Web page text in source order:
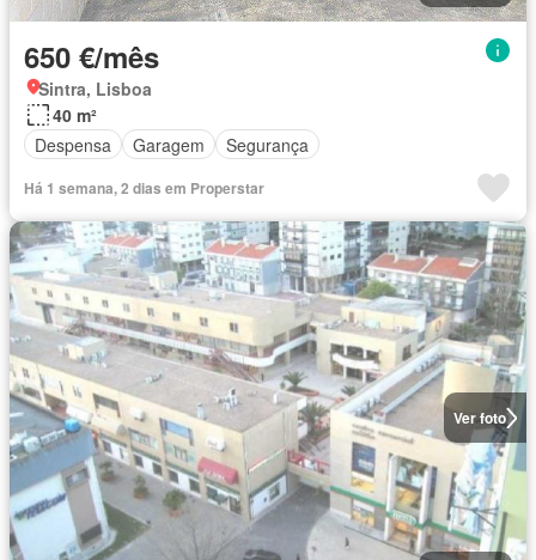
650 €/mês
Sintra, Lisboa
40 m²
Despensa
Garagem Segurança
Há 1 semana, 2 dias em Properstar
Ver foto